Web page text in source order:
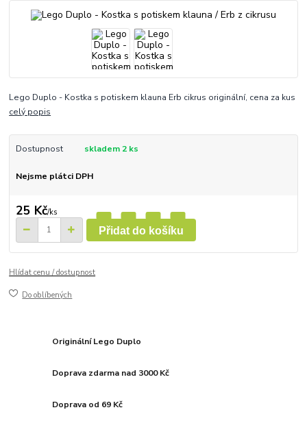
Lego Duplo - Kostka s potiskem klauna Erb cikrus originální, cena za kus
celý popis
Dostupnost skladem 2 ks
Nejsme plátci DPH
25 Kč/ks
Přidat do košíku
Hlídat cenu / dostupnost
Do oblíbených
Originální Lego Duplo
Doprava zdarma nad 3000 Kč
Doprava od 69 Kč